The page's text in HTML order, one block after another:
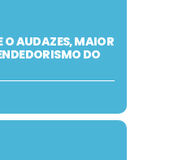
O AUDAZES, MAIOR
DO